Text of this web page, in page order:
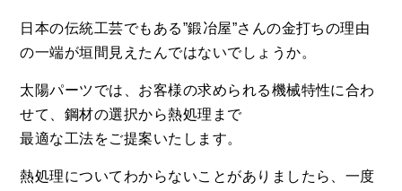
日本の伝統工芸でもある”鍛冶屋”さんの金打ちの理由
の一端が垣間見えたんではないでしょうか。
太陽パーツでは、お客様の求められる機械特性に合わ
せて、鋼材の選択から熱処理まで
最適な工法をご提案いたします。
熱処理についてわからないことがありましたら、一度